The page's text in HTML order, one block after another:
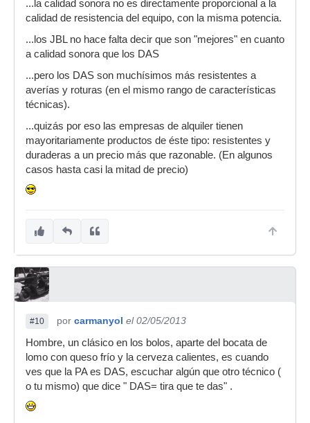
...la calidad sonora no es directamente proporcional a la
calidad de resistencia del equipo, con la misma potencia.
...los JBL no hace falta decir que son "mejores" en cuanto
a calidad sonora que los DAS
...pero los DAS son muchísimos más resistentes a
averías y roturas (en el mismo rango de características
técnicas).
...quizás por eso las empresas de alquiler tienen
mayoritariamente productos de éste tipo: resistentes y
duraderas a un precio más que razonable. (En algunos
casos hasta casi la mitad de precio)
#10 por carmanyol el 02/05/2013
Hombre, un clásico en los bolos, aparte del bocata de
lomo con queso frío y la cerveza calientes, es cuando
ves que la PA es DAS, escuchar algún que otro técnico (
o tu mismo) que dice " DAS= tira que te das" .